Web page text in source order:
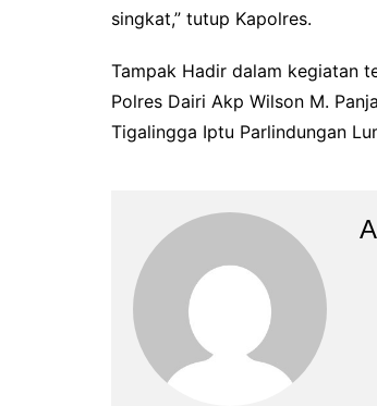
singkat,” tutup Kapolres.
Tampak Hadir dalam kegiatan
Polres Dairi Akp Wilson M.
Tigalingga Iptu Parlindungan